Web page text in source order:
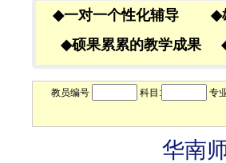
◆一对一个性化辅导 ◆
◆硕果累累的教学成果
教员编号 科目: 专
华南